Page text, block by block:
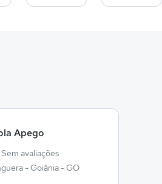
Apego
Sem avaliações
- Goiânia - GO